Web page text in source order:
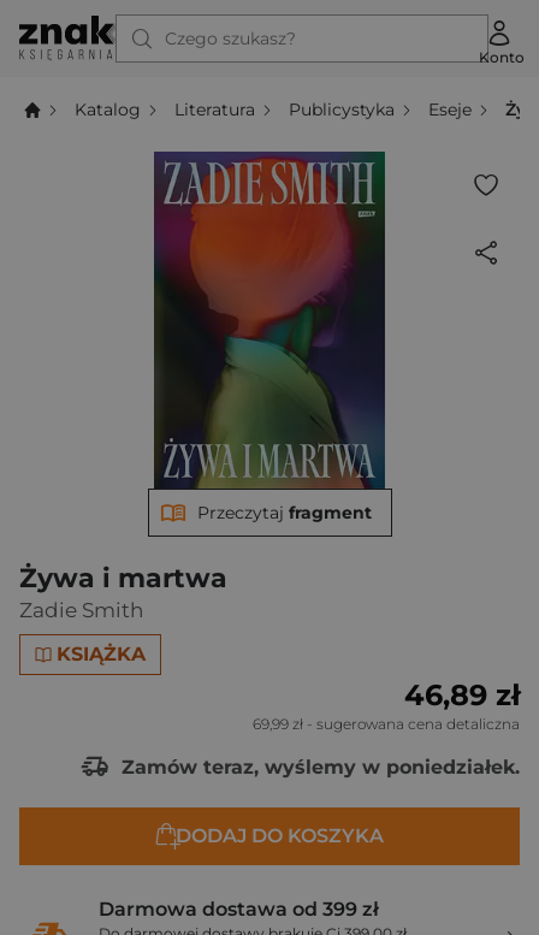
Czego szukasz?
Konto
Katalog Literatura Publicystyka Eseje
Żywa i martwa
Zadie Smith
KSIĄŻKA
Przeczytaj fragment
46,89 zł
69,99 zł - sugerowana cena detaliczna
Zamów teraz, wyślemy w poniedziałek.
DODAJ DO KOSZYKA
Darmowa dostawa od 399 zł